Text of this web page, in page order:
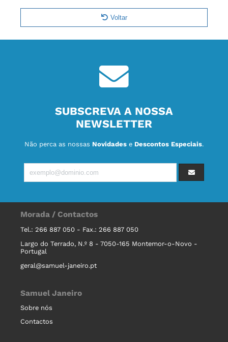
Voltar
SUBSCREVA A NOSSA
NEWSLETTER
Não perca as nossas Novidades e Descontos Especiais.
Morada / Contactos
Tel.: 266 887 050 - Fax.: 266 887 050
Largo do Terrado, N.º 8 - 7050-165 Montemor-o-Novo -
Portugal
geral@samuel-janeiro.pt
Samuel Janeiro
Sobre nós
Contactos